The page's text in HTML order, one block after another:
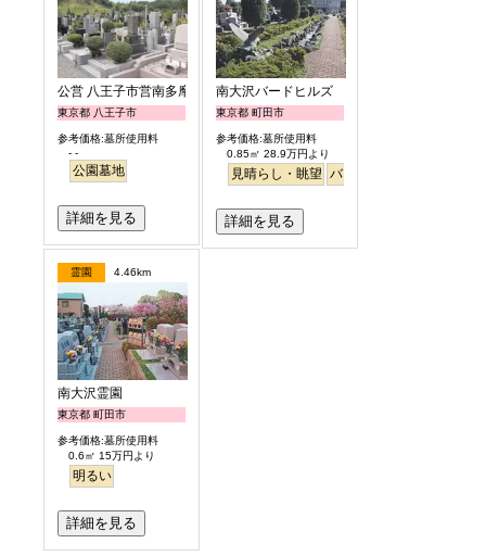
公営 八王子市営南多摩都市霊園
東京都 八王子市
参考価格:墓所使用料
- -
公園墓地
詳細を見る
南大沢バードヒルズ
東京都 町田市
参考価格:墓所使用料
0.85㎡ 28.9万円より
見晴らし・眺望 バリアフリー
詳細を見る
霊園 4.46km
南大沢霊園
東京都 町田市
参考価格:墓所使用料
0.6㎡ 15万円より
明るい
詳細を見る